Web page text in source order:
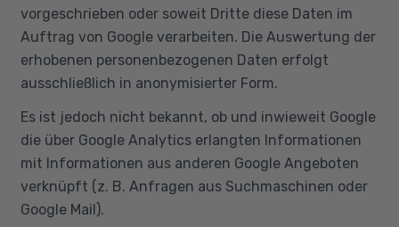
vorgeschrieben oder soweit Dritte diese Daten im
Auftrag von Google verarbeiten. Die Auswertung der
erhobenen personenbezogenen Daten erfolgt
ausschließlich in anonymisierter Form.
Es ist jedoch nicht bekannt, ob und inwieweit Google
die über Google Analytics erlangten Informationen
mit Informationen aus anderen Google Angeboten
verknüpft (z. B. Anfragen aus Suchmaschinen oder
Google Mail).